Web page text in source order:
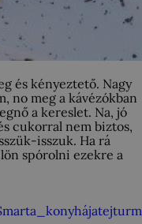
és kényeztető. Nagy
no meg a kávézókban
a kereslet. Na, jó
cukorral nem biztos,
isszuk. Ha rá
spórolni ezekre a